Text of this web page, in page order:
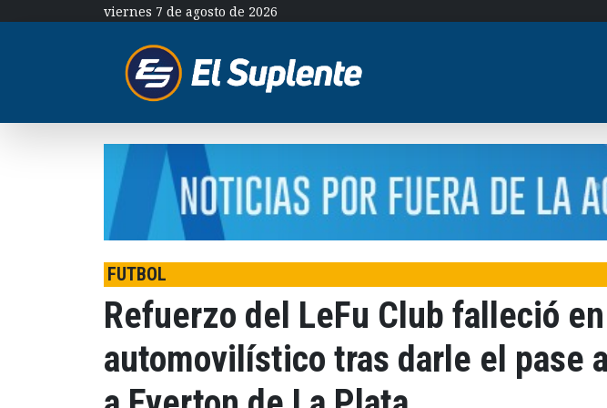
viernes 7 de agosto de 2026
FUTBOL
Refuerzo del LeFu Club falleció
automovilístico tras darle el pase